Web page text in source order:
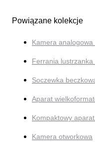
Powiązane kolekcje
Kamera analogowa
Ferrania
Soczewka
Aparat
Kompaktowy
Kamera otworkowa